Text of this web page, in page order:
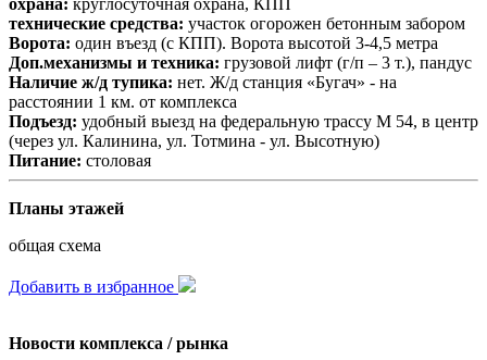
технические средства: участок огорожен бетонным забором
Ворота: один въезд (с КПП). Ворота высотой 3-4,5 метра
Доп.механизмы и техника: грузовой лифт (г/п – 3 т.), пандус
Наличие ж/д тупика: нет. Ж/д станция «Бугач» - на
расстоянии 1 км. от комплекса
Подъезд: удобный выезд на федеральную трассу М 54, в центр
(через ул. Калинина, ул. Тотмина - ул. Высотную)
Питание: столовая
Планы этажей
общая схема
Добавить в избранное
Новости комплекса / рынка